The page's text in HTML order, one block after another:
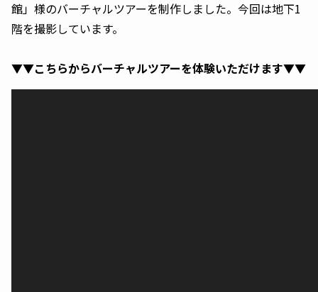
館」様のバーチャルツアーを制作しました。今回は地下1
階を撮影しています。
▼▼こちらからバーチャルツアーを体験いただけます▼▼